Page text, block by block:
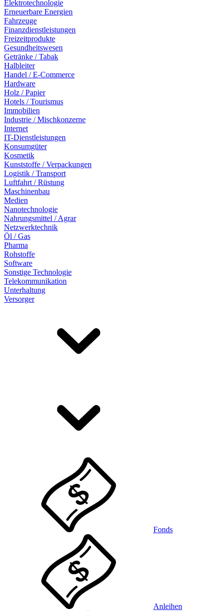
Elektrotechnologie
Erneuerbare Energien
Fahrzeuge
Finanzdienstleistungen
Freizeitprodukte
Gesundheitswesen
Getränke / Tabak
Halbleiter
Handel / E-Commerce
Hardware
Holz / Papier
Hotels / Tourismus
Immobilien
Industrie / Mischkonzerne
Internet
IT-Dienstleistungen
Konsumgüter
Kosmetik
Kunststoffe / Verpackungen
Logistik / Transport
Luftfahrt / Rüstung
Maschinenbau
Medien
Nanotechnologie
Nahrungsmittel / Agrar
Netzwerktechnik
Öl / Gas
Pharma
Rohstoffe
Software
Sonstige Technologie
Telekommunikation
Unterhaltung
Versorger
Fonds
Anleihen